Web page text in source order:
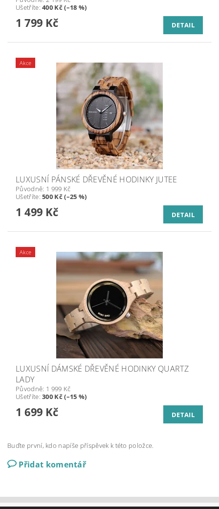
Ušetříte:400 Kč (–18 %)
1 799 Kč DETAIL
Akce
LUXUSNÍ PÁNSKÉ DŘEVĚNÉ HODINKY JUTEE
Původně: 1 999 Kč
Ušetříte:500 Kč (–25 %)
1 499 Kč DETAIL
Akce
LUXUSNÍ DÁMSKÉ DŘEVĚNÉ HODINKY QUARTZ
LADY
Původně: 1 999 Kč
Ušetříte:300 Kč (–15 %)
1 699 Kč DETAIL
Buďte první, kdo napíše příspěvek k této položce.
Přidat komentář